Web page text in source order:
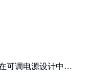
可调电源设计中的